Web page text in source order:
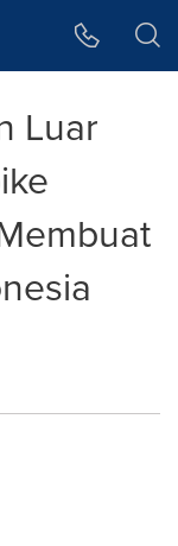
Luar